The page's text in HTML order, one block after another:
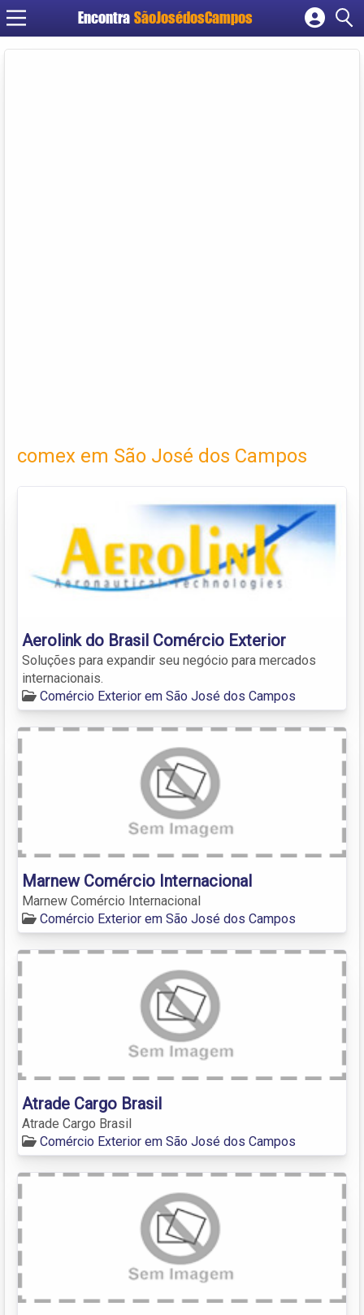
Encontra SãoJosédosCampos
Cadastrar empresa
comex em São José dos Campos
Aerolink do Brasil Comércio Exterior
Soluções para expandir seu negócio para mercados
internacionais.
Comércio Exterior em São José dos Campos
Marnew Comércio Internacional
Marnew Comércio Internacional
Comércio Exterior em São José dos Campos
Atrade Cargo Brasil
Atrade Cargo Brasil
Comércio Exterior em São José dos Campos